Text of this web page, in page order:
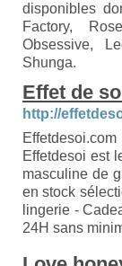
disponibles
Factory,
Obsessive,
Shunga.
Effet de
http://
Effetdesoi est
masculine de
en stock
lingerie -
24H sans